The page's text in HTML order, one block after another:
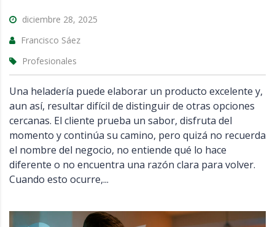
diciembre 28, 2025
Francisco Sáez
Profesionales
Una heladería puede elaborar un producto excelente y,
aun así, resultar difícil de distinguir de otras opciones
cercanas. El cliente prueba un sabor, disfruta del
momento y continúa su camino, pero quizá no recuerda
el nombre del negocio, no entiende qué lo hace
diferente o no encuentra una razón clara para volver.
Cuando esto ocurre,...